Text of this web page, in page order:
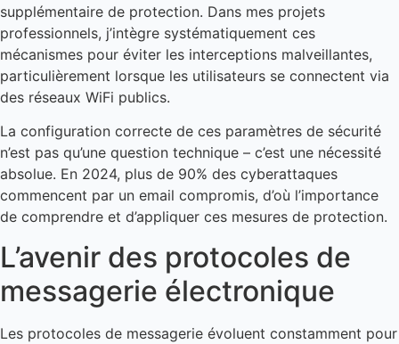
supplémentaire de protection. Dans mes projets
professionnels, j’intègre systématiquement ces
mécanismes pour éviter les interceptions malveillantes,
particulièrement lorsque les utilisateurs se connectent via
des réseaux WiFi publics.
La configuration correcte de ces paramètres de sécurité
n’est pas qu’une question technique – c’est une nécessité
absolue. En 2024, plus de 90% des cyberattaques
commencent par un email compromis, d’où l’importance
de comprendre et d’appliquer ces mesures de protection.
L’avenir des protocoles de
messagerie électronique
Les protocoles de messagerie évoluent constamment pour